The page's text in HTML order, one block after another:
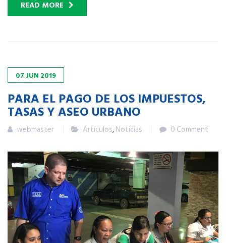
READ MORE
07 JUN 2019
PARA EL PAGO DE LOS IMPUESTOS,
TASAS Y ASEO URBANO
webmaster Artículos,Noticias 0 Comment